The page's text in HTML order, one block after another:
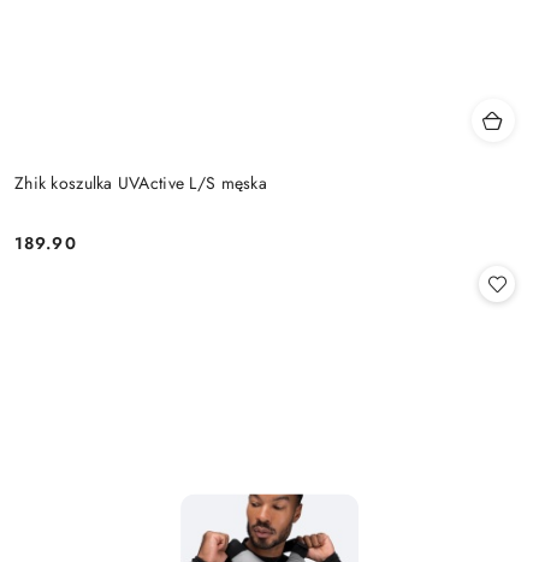
Zhik koszulka UVActive L/S męska
Cena:
189.90